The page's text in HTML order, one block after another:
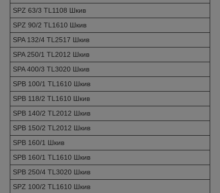
SPZ 63/3 TL1108 Шкив
SPZ 90/2 TL1610 Шкив
SPA 132/4 TL2517 Шкив
SPA 250/1 TL2012 Шкив
SPA 400/3 TL3020 Шкив
SPB 100/1 TL1610 Шкив
SPB 118/2 TL1610 Шкив
SPB 140/2 TL2012 Шкив
SPB 150/2 TL2012 Шкив
SPB 160/1 Шкив
SPB 160/1 TL1610 Шкив
SPB 250/4 TL3020 Шкив
SPZ 100/2 TL1610 Шкив